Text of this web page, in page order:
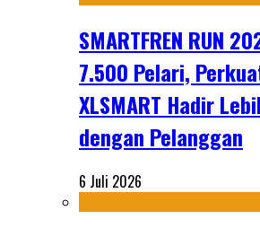
SMARTFREN RUN
7.500 Pelari,
XLSMART Hadir
dengan Pelanggan
6 Juli 2026